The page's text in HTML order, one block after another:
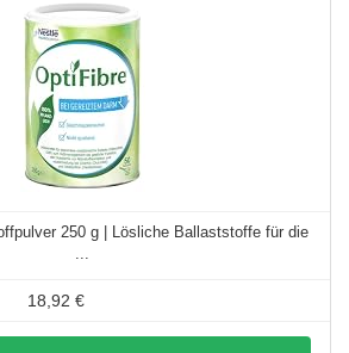
250 g | Lösliche Ballaststoffe für die
...
18,92 €